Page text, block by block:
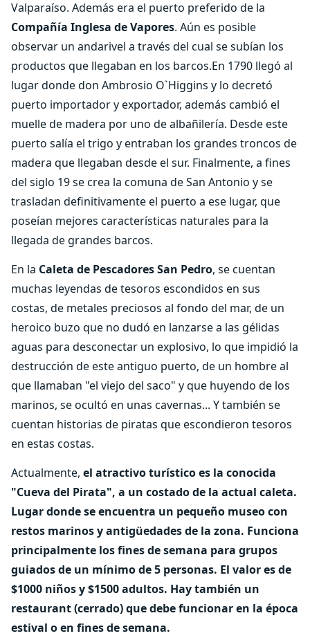
Valparaíso. Además era el puerto preferido de la
Compañía Inglesa de Vapores. Aún es posible
observar un andarivel a través del cual se subían los
productos que llegaban en los barcos.En 1790 llegó al
lugar donde don Ambrosio O`Higgins y lo decretó
puerto importador y exportador, además cambió el
muelle de madera por uno de albañilería. Desde este
puerto salía el trigo y entraban los grandes troncos de
madera que llegaban desde el sur. Finalmente, a fines
del siglo 19 se crea la comuna de San Antonio y se
trasladan definitivamente el puerto a ese lugar, que
poseían mejores características naturales para la
llegada de grandes barcos.
En la Caleta de Pescadores San Pedro, se cuentan
muchas leyendas de tesoros escondidos en sus
costas, de metales preciosos al fondo del mar, de un
heroico buzo que no dudó en lanzarse a las gélidas
aguas para desconectar un explosivo, lo que impidió la
destrucción de este antiguo puerto, de un hombre al
que llamaban "el viejo del saco" y que huyendo de los
marinos, se ocultó en unas cavernas... Y también se
cuentan historias de piratas que escondieron tesoros
en estas costas.
Actualmente, el atractivo turístico es la conocida
"Cueva del Pirata", a un costado de la actual caleta.
Lugar donde se encuentra un pequeño museo con
restos marinos y antigüedades de la zona. Funciona
principalmente los fines de semana para grupos
guiados de un mínimo de 5 personas. El valor es de
$1000 niños y $1500 adultos. Hay también un
restaurant (cerrado) que debe funcionar en la época
estival o en fines de semana.